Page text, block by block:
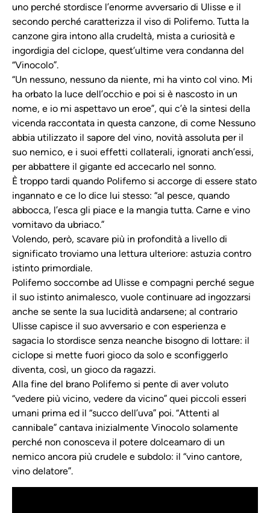
uno perché stordisce l’enorme avversario di Ulisse e il
secondo perché caratterizza il viso di Polifemo. Tutta la
canzone gira intono alla crudeltà, mista a curiosità e
ingordigia del ciclope, quest’ultime vera condanna del
“Vinocolo”.
“Un nessuno, nessuno da niente, mi ha vinto col vino. Mi
ha orbato la luce dell’occhio e poi si è nascosto in un
nome, e io mi aspettavo un eroe”, qui c’è la sintesi della
vicenda raccontata in questa canzone, di come Nessuno
abbia utilizzato il sapore del vino, novità assoluta per il
suo nemico, e i suoi effetti collaterali, ignorati anch’essi,
per abbattere il gigante ed accecarlo nel sonno.
È troppo tardi quando Polifemo si accorge di essere stato
ingannato e ce lo dice lui stesso: “al pesce, quando
abbocca, l’esca gli piace e la mangia tutta. Carne e vino
vomitavo da ubriaco.”
Volendo, però, scavare più in profondità a livello di
significato troviamo una lettura ulteriore: astuzia contro
istinto primordiale.
Polifemo soccombe ad Ulisse e compagni perché segue
il suo istinto animalesco, vuole continuare ad ingozzarsi
anche se sente la sua lucidità andarsene; al contrario
Ulisse capisce il suo avversario e con esperienza e
sagacia lo stordisce senza neanche bisogno di lottare: il
ciclope si mette fuori gioco da solo e sconfiggerlo
diventa, così, un gioco da ragazzi.
Alla fine del brano Polifemo si pente di aver voluto
“vedere più vicino, vedere da vicino” quei piccoli esseri
umani prima ed il “succo dell’uva” poi. “Attenti al
cannibale” cantava inizialmente Vinocolo solamente
perché non conosceva il potere dolceamaro di un
nemico ancora più crudele e subdolo: il “vino cantore,
vino delatore”.